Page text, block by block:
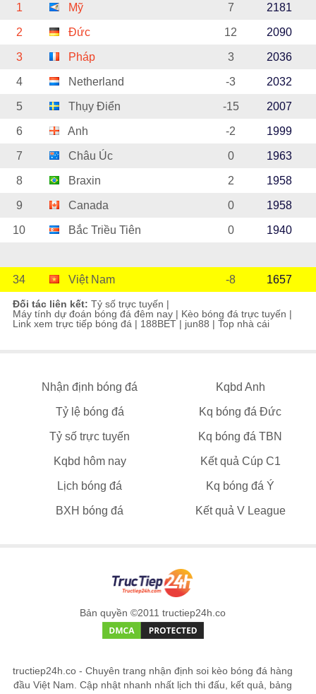
1 Mỹ 7 2181
2 Đức 12 2090
3 Pháp 3 2036
4 Netherland -3 2032
5 Thụy Điển -15 2007
6 Anh -2 1999
7 Châu Úc 0 1963
8 Braxin 2 1958
9 Canada 0 1958
10 Bắc Triều Tiên 0 1940
34 Việt Nam -8 1657
Đối tác liên kết: Tỷ số trực tuyến |
Máy tính dự đoán bóng đá đêm nay | Kèo bóng đá trực tuyến |
Link xem trực tiếp bóng đá | 188BET | jun88 | Top nhà cái
Nhận định bóng đá Kqbd Anh
Tỷ lệ bóng đá Kq bóng đá Đức
Tỷ số trực tuyến Kq bóng đá TBN
Kqbd hôm nay Kết quả Cúp C1
Lịch bóng đá Kq bóng đá Ý
BXH bóng đá Kết quả V League
Bản quyền ©2011 tructiep24h.co
tructiep24h.co - Chuyên trang nhận định soi kèo bóng đá hàng
đầu Việt Nam. Cập nhật nhanh nhất lịch thi đấu, kết quả, bảng